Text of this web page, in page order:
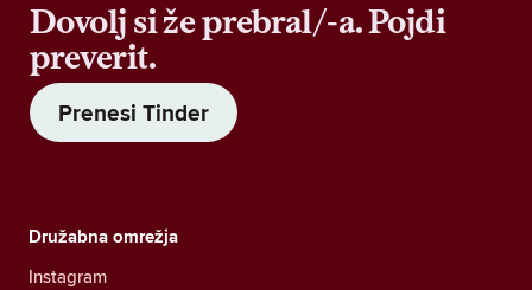
Dovolj si že prebral/-a. Pojdi
preverit.
Prenesi Tinder
Družabna omrežja
Instagram